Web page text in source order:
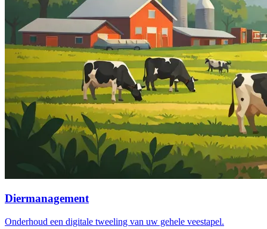
Diermanagement
Onderhoud een digitale tweeling van uw gehele veestapel.